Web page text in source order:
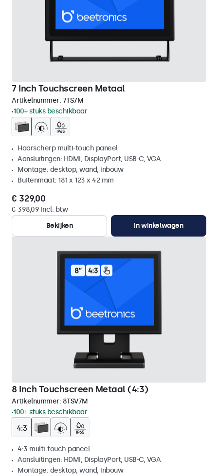
7 Inch Touchscreen Metaal
Artikelnummer: 7TS7M
100+ stuks beschikbaar
Haarscherp multi-touch paneel
Aansluitingen: HDMI, DisplayPort, USB-C, VGA
Montage: desktop, wand, inbouw
Buitenmaat: 181 x 123 x 42 mm
€ 329,00
€ 398,09 incl. btw
Bekijken
In winkelwagen
8 Inch Touchscreen Metaal (4:3)
Artikelnummer: 8TSV7M
100+ stuks beschikbaar
4:3 multi-touch paneel
Aansluitingen: HDMI, DisplayPort, USB-C, VGA
Montage: desktop, wand, inbouw